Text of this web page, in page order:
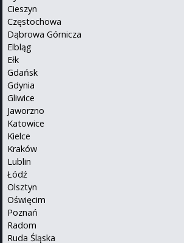
Cieszyn
Częstochowa
Dąbrowa Górnicza
Elbląg
Ełk
Gdańsk
Gdynia
Gliwice
Jaworzno
Katowice
Kielce
Kraków
Lublin
Łódź
Olsztyn
Oświęcim
Poznań
Radom
Ruda Śląska